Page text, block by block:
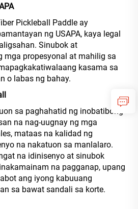
Pickleball Paddle ay
ng USAPA, kaya legal
Sinubok at
mga propesyonal at mahilig sa
kasama sa
o labas ng bahay.
sa paghahatid ng inobatibong
na nag-uugnay ng mga
mataas na kalidad ng
na nakatuon sa manlalaro.
na idinisenyo at sinubok
na pagganap, upang
ang iyong kabuuang
sa bawat sandali sa korte.